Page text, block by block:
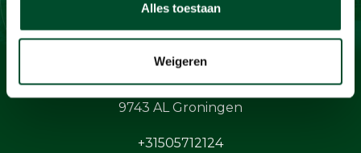
Alles toestaan
Weigeren
Contact
BaSystemen BV
Protonstraat 13G
9743 AL Groningen
+31505712124